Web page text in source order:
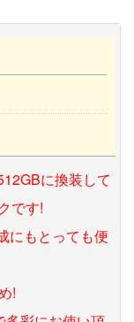
に換装して
です!
にもとっても便
!